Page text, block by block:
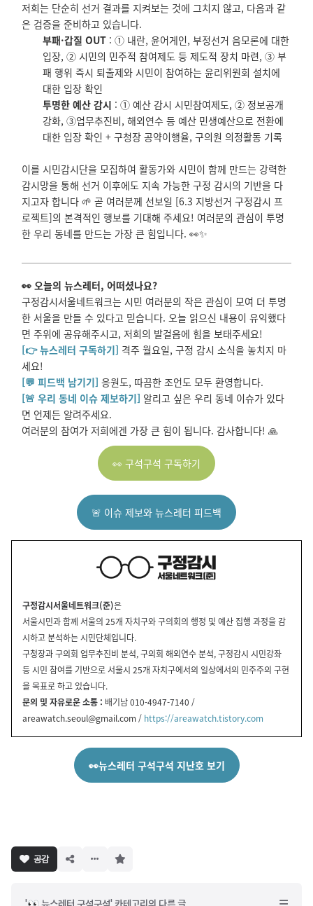
저희는 단순히 선거 결과를 지켜보는 것에 그치지 않고, 다음과 같
은 검증을 준비하고 있습니다.
부패·갑질 OUT : ① 내란, 윤어게인, 부정선거 음모론에 대한
입장, ② 시민의 민주적 참여제도 등 제도적 장치 마련, ③ 부
패 행위 즉시 퇴출제와 시민이 참여하는 윤리위원회 설치에
대한 입장 확인
투명한 예산 감시 : ① 예산 감시 시민참여제도, ② 정보공개
강화, ③업무추진비, 해외연수 등 예산 민생예산으로 전환에
대한 입장 확인 + 구청장 공약이행율, 구의원 의정활동 기록
이를 시민감시단을 모집하여 활동가와 시민이 함께 만드는 강력한
감시망을 통해 선거 이후에도 지속 가능한 구정 감시의 기반을 다
지고자 합니다 🌱 곧 여러분께 선보일 [6.3 지방선거 구정감시 프
로젝트]의 본격적인 행보를 기대해 주세요! 여러분의 관심이 투명
한 우리 동네를 만드는 가장 큰 힘입니다. 👀✨
👀 오늘의 뉴스레터, 어떠셨나요?
구정감시서울네트워크는 시민 여러분의 작은 관심이 모여 더 투명
한 서울을 만들 수 있다고 믿습니다. 오늘 읽으신 내용이 유익했다
면 주위에 공유해주시고, 저희의 발걸음에 힘을 보태주세요!
[👉 뉴스레터 구독하기] 격주 월요일, 구정 감시 소식을 놓치지 마
세요!
[💬 피드백 남기기] 응원도, 따끔한 조언도 모두 환영합니다.
[🚨 우리 동네 이슈 제보하기] 알리고 싶은 우리 동네 이슈가 있다
면 언제든 알려주세요.
여러분의 참여가 저희에겐 가장 큰 힘이 됩니다. 감사합니다! 🙏
👀 구석구석 구독하기
🚨 이슈 제보와 뉴스레터 피드백
구정감시서울네트워크(준)은
서울시민과 함께 서울의 25개 자치구와 구의회의 행정 및 예산 집행 과정을 감
시하고 분석하는 시민단체입니다.
구청장과 구의회 업무추진비 분석, 구의회 해외연수 분석, 구정감시 시민강좌
등 시민 참여를 기반으로 서울시 25개 자치구에서의 일상에서의 민주주의 구현
을 목표로 하고 있습니다.
문의 및 자유로운 소통 : 배기남 010-4947-7140 /
areawatch.seoul@gmail.com / https://areawatch.tistory.com
👀뉴스레터 구석구석 지난호 보기
공감